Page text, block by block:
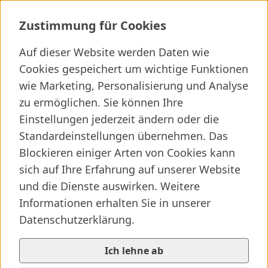
Zustimmung für Cookies
Auf dieser Website werden Daten wie
Cookies gespeichert um wichtige Funktionen
wie Marketing, Personalisierung und Analyse
zu ermöglichen. Sie können Ihre
Einstellungen jederzeit ändern oder die
Standardeinstellungen übernehmen. Das
Blockieren einiger Arten von Cookies kann
sich auf Ihre Erfahrung auf unserer Website
und die Dienste auswirken. Weitere
Informationen erhalten Sie in unserer
Datenschutzerklärung.
Ich lehne ab
Ich suche ...
Wichtige Links
Kliniken finden Presseartikel Jobs
SALK-Startseite / ...Elternseite besuchen
/ Telemedizin
Vorlesen
Telemedizin und Telematik an den Salzburger
Landeskliniken
Wir verstehen Telemedizin/Telematik in einem breiten
Kontext: als patientenorientierte medizinische
Versorgungsleistung, die Diagnostik und Therapie-
einem sicheren und rechtskonformen (cave Datenschutz